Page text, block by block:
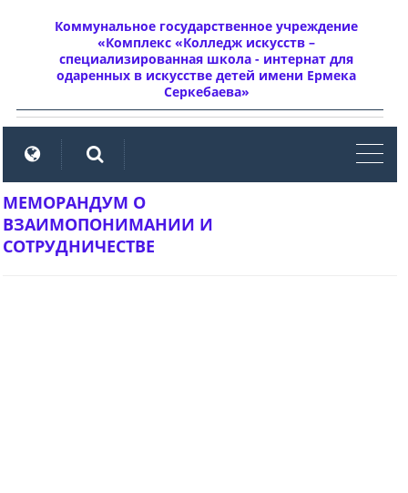
Коммунальное государственное учреждение
«Комплекс «Колледж искусств –
специализированная школа - интернат для
одаренных в искусстве детей имени Ермека
Серкебаева»
МЕМОРАНДУМ О
ВЗАИМОПОНИМАНИИ И
СОТРУДНИЧЕСТВЕ